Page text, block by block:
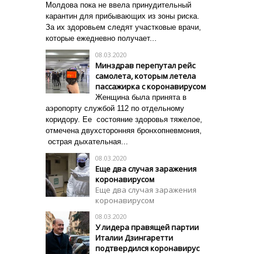
Молдова пока не ввела принудительный
карантин для прибывающих из зоны риска.
За их здоровьем следят участковые врачи,
которые ежедневно получает...
08.03.2020
Минздрав перепутал рейс
самолета, которым летела
пассажирка с коронавирусом
Женщина была принята в
аэропорту службой 112 по отдельному
коридору. Ее состояние здоровья тяжелое,
отмечена двухсторонняя бронхопневмония,
острая дыхательная...
08.03.2020
Еще два случая заражения
коронавирусом
Еще два случая заражения
коронавирусом
08.03.2020
У лидера правящей партии
Италии Дзингаретти
подтвердился коронавирус